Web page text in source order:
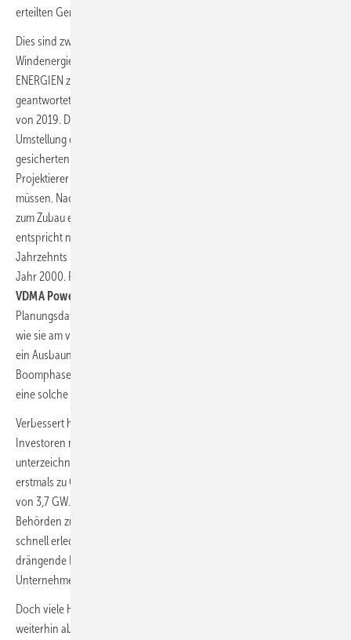
erteilten Genehmigungen“, meldet der Konzern aus Stuttgart an.
Dies sind zwei Aussagen von Unternehmen der deutschen
Windenergie-Branche, die auf die Umfrage von ERNEUERBARE
ENERGIEN zu Erwartungen an das neue Windkraft-Geschäftsjahr
geantwortet haben. Sie verweisen auf das Ende des Markteinbruches
von 2019. Dieser war die Folge einer überstürzt vollzogenen
Umstellung der bisherigen Windstromvergütung mit gesetzlich
gesicherten Tarifen auf ein Wettbewerbsverfahren, bei dem
Projektierer ihre Mindestvergütung in Ausschreibungen erst gewinnen
müssen. Nach einer ersten leichten Markterholung 2020 führte 2021
zum Zubau einer Erzeugungskapazität von 1.925 Megawatt (MW). Es
entspricht nun wieder dem mittleren Marktniveau des ersten
Jahrzehnts nach Einführung des Erneuerbare-Energien-Gesetzes im
Jahr 2000. Für 2022 sagen die Windenergieorganisationen
VDMA Power Systems
Planungsdaten der Windparkprojektierer 2.200 bis 2.700 MW voraus,
wie sie am vorigen Donnerstag bekannt gaben. Es winkt somit 2022
ein Ausbauniveau nur noch knapp unterhalb der bisher nur in
Boomphasen überschrittenen Schwelle von drei Gigawatt (GW) –
eine solche Boomphase währte zuletzt von 2013 bis 2017.
Verbessert hatte sich 2021 bereits die Nachfrage der Projektierer und
Investoren nach Windparkvergütungsrechten. Seit 2018 chronisch
unterzeichnet, führten die Ausschreibungen im vergangenen Jahr
erstmals zu Geboten für Windparkprojektierungen eines Volumens
von 3,7 GW. Ein günstiger Umstand dafür war offenbar, dass die
Behörden zuletzt viele bereits langjährige Genehmigungsverfahren
schnell erledigten. Hier wirke die zunehmend auf raschen Ausbau
drängende Bundespolitik motivierend, ist eine Aussage mehrerer
Unternehmen in der Umfrage.
Doch viele Hürden bremsen den Onshore-Windkraft-Ausbau
weiterhin ab: Verfahren zur Genehmigung neuer Windparks sind